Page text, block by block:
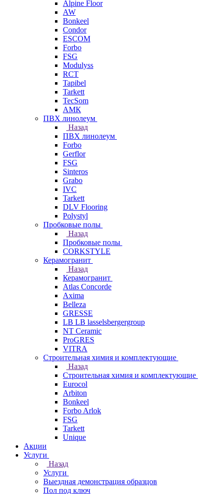
Alpine Floor
AW
Bonkeel
Condor
ESCOM
Forbo
FSG
Modulyss
RCT
Tapibel
Tarkett
TecSom
АМК
ПВХ линолеум
Назад
ПВХ линолеум
Forbo
Gerflor
FSG
Sinteros
Grabo
IVC
Tarkett
DLV Flooring
Polystyl
Пробковые полы
Назад
Пробковые полы
CORKSTYLE
Керамогранит
Назад
Керамогранит
Atlas Concorde
Axima
Belleza
GRESSE
LB LB lasselsbergergroup
NT Ceramic
ProGRES
VITRA
Строительная химия и комплектующие
Назад
Строительная химия и комплектующие
Eurocol
Arbiton
Bonkeel
Forbo Arlok
FSG
Tarkett
Unique
Акции
Услуги
Назад
Услуги
Выездная демонстрация образцов
Пол под ключ